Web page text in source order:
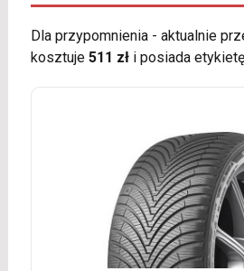
Dla przypomnienia - aktualnie
kosztuje 511 złi posiada etykietę